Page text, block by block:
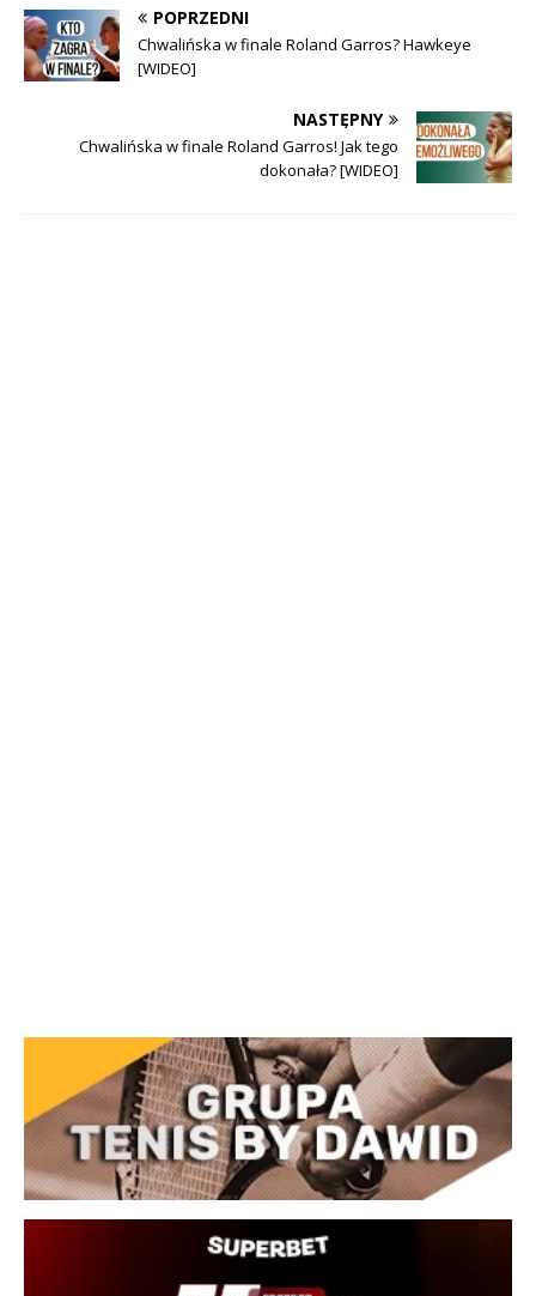
POPRZEDNI
Chwalińska w finale Roland Garros? Hawkeye
[WIDEO]
NASTĘPNY
Chwalińska w finale Roland Garros! Jak tego
dokonała? [WIDEO]